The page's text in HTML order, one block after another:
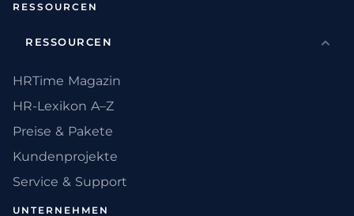
RESSOURCEN
RESSOURCEN
HRTime Magazin
HR-Lexikon A–Z
Preise & Pakete
Kundenprojekte
Service & Support
UNTERNEHMEN